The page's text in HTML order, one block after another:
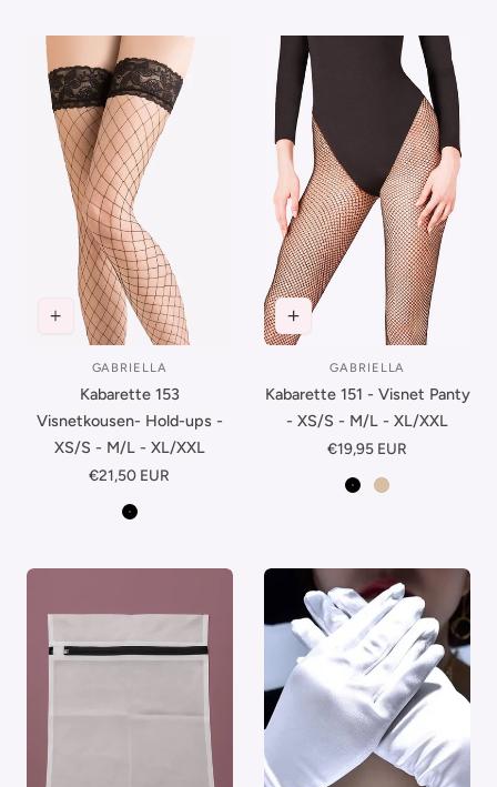
Leverancier:
GABRIELLA
Kabarette 153
Visnetkousen- Hold-ups -
XS/S - M/L - XL/XXL
Normale
€21,50 EUR
Zwart
Leverancier:
GABRIELLA
Kabarette 151 - Visnet Panty
- XS/S - M/L - XL/XXL
Normale
€19,95 EUR
ZwartBeige